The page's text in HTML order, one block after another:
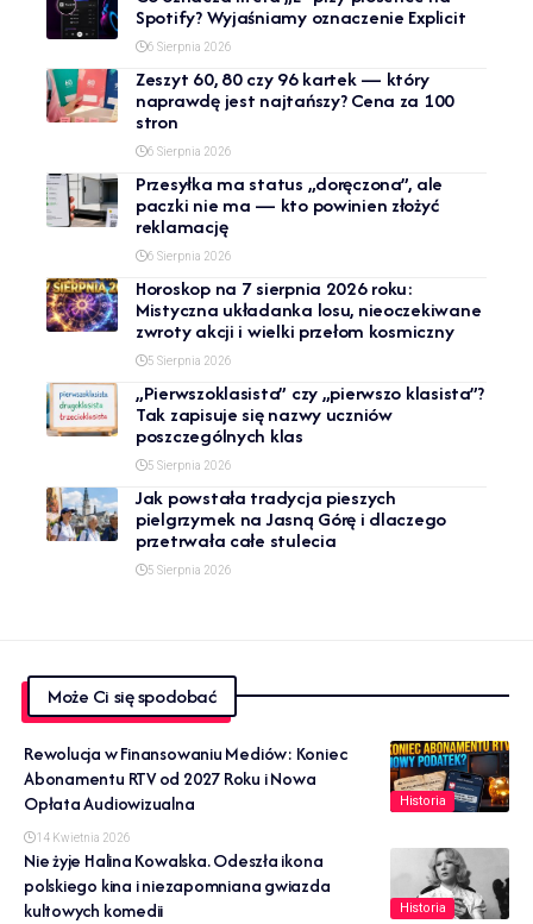
Spotify? Wyjaśniamy oznaczenie Explicit
6 Sierpnia 2026
Zeszyt 60, 80 czy 96 kartek — który
naprawdę jest najtańszy? Cena za 100
stron
6 Sierpnia 2026
Przesyłka ma status „doręczona”, ale
paczki nie ma — kto powinien złożyć
reklamację
6 Sierpnia 2026
Horoskop na 7 sierpnia 2026 roku:
Mistyczna układanka losu, nieoczekiwane
zwroty akcji i wielki przełom kosmiczny
5 Sierpnia 2026
„Pierwszoklasista” czy „pierwszo klasista”?
Tak zapisuje się nazwy uczniów
poszczególnych klas
5 Sierpnia 2026
Jak powstała tradycja pieszych
pielgrzymek na Jasną Górę i dlaczego
przetrwała całe stulecia
5 Sierpnia 2026
Może Ci się spodobać
Historia
Rewolucja w Finansowaniu Mediów: Koniec
Abonamentu RTV od 2027 Roku i Nowa
Opłata Audiowizualna
14 Kwietnia 2026
Historia
Nie żyje Halina Kowalska. Odeszła ikona
polskiego kina i niezapomniana gwiazda
kultowych komedii